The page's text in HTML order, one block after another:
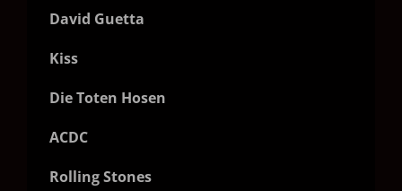
David Guetta
Kiss
Die Toten Hosen
ACDC
Rolling Stones